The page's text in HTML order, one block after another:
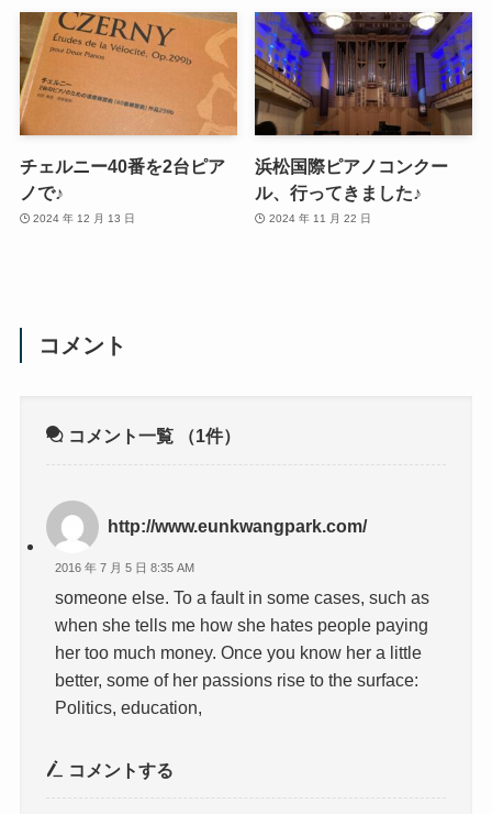
チェルニー40番を2台ピア
ノで♪
2024 年 12 月 13 日
浜松国際ピアノコンクー
ル、行ってきました♪
2024 年 11 月 22 日
コメント
コメント一覧 （1件）
http://www.eunkwangpark.com/
2016 年 7 月 5 日 8:35 AM
someone else. To a fault in some cases, such as
when she tells me how she hates people paying
her too much money. Once you know her a little
better, some of her passions rise to the surface:
Politics, education,
コメントする